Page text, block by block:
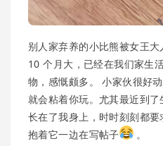
别人家弃养的小比熊被女王
10 个月大，已经在我们家生
物，感慨颇多。 小家伙很好
就会粘着你玩。尤其最近到
长在了我身上，时时刻刻都
抱着它一边在写帖子
。